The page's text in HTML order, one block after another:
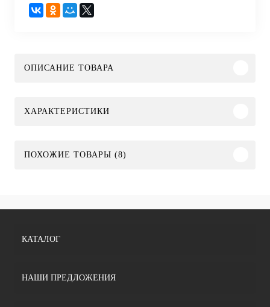
ОПИСАНИЕ ТОВАРА
ХАРАКТЕРИСТИКИ
ПОХОЖИЕ ТОВАРЫ (8)
КАТАЛОГ
НАШИ ПРЕДЛОЖЕНИЯ